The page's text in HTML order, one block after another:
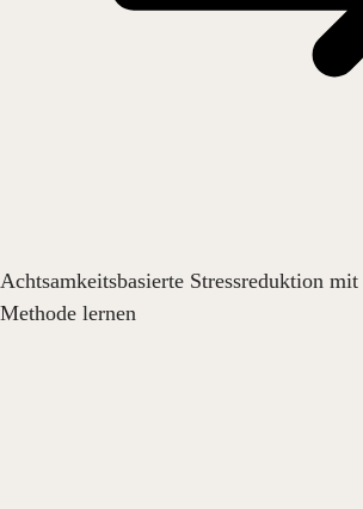
Achtsamkeitsbasierte Stressreduktion
Methode lernen